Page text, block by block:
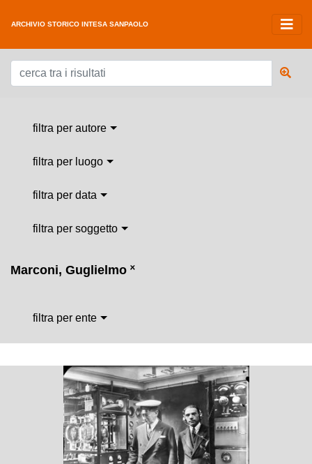
ARCHIVIO STORICO INTESA SANPAOLO
filtra per autore
filtra per luogo
filtra per data
filtra per soggetto
Marconi, Guglielmo ˟
filtra per ente